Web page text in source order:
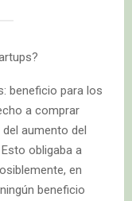
beneficio para los
a comprar
aumento del
obligaba a
en
beneficio